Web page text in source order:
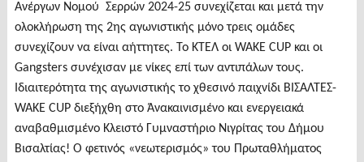
Ανέργων Νομού Σερρών 2024-25 συνεχίζεται και μετά την
ολοκλήρωση της 2ης αγωνιστικής μόνο τρεις ομάδες
συνεχίζουν να είναι αήττητες. Το ΚΤΕΛ οι WAKE CUP και οι
Gangsters συνέχισαν με νίκες επί των αντιπάλων τους.
Ιδιαιτερότητα της αγωνιστικής το χθεσινό παιχνίδι ΒΙΣΑΛΤΕΣ-
WAKE CUP διεξήχθη στο Άνακαινισμένο και ενεργειακά
αναβαθμισμένο Κλειστό Γυμναστήριο Νιγρίτας του Δήμου
Βισαλτίας! Ο φετινός «νεωτερισμός» του Πρωταθλήματος